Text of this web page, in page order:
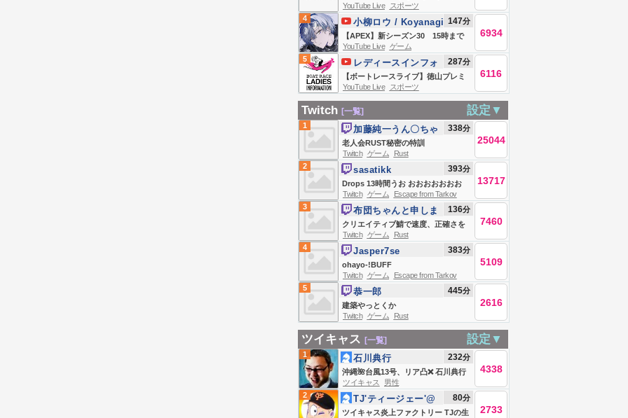
アム」PGⅠ第40回レディースチャン
ピオン 初日
YouTube Live
スポーツ
4
【APEX】新シーズン30 15時まで
シージ【小柳ロウ/にじさんじ】
小柳ロウ / Koyanagi
Rou【にじさんじ】
147分
6934
YouTube Live ゲーム
5
【ボートレースライブ】徳山プレミ
アムG1 第40回レディースチャンピ
オン 初日 1〜12R【徳山】
レディースインフォ
メーション
287分
6116
YouTube Live スポーツ
Twitch [一覧] 設定▼
1
老人会RUST秘密の特訓
加藤純一うん〇ちゃ
ん
338分
25044
Twitch ゲーム
Rust
2
Drops 13時間うお おおおおおおお
Escape From Tarkov
sasatikk 393分
13717
Twitch ゲーム
Escape from Tarkov
3
クリエイティブ鯖で速度、正確さを
ただただ上げる
布団ちゃんと申しま
す
136分
7460
Twitch ゲーム
Rust
4
ohayo-!BUFF
Jasper7se 383分
5109
Twitch ゲーム
Escape from Tarkov
5
建築やっとくか
恭一郎 445分
2616
Twitch ゲーム Rust
ツイキャス [一覧] 設定▼
1
沖縄🌺台風13号、リア凸❌ 石川典行
のノリユキラジオ
石川典行 232分
4338
ツイキャス
男性
2
ツイキャス炎上ファクトリー TJの生
TJ'ティージェー'@
駄馬隊
80分
2733